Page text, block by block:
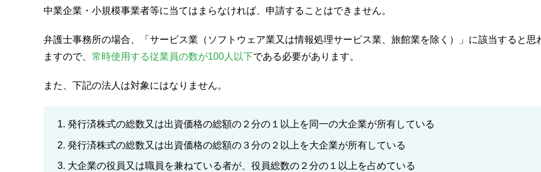
中業企業・小規模事業者等に当てはまらなければ、申請することはできません。
弁護士事務所の場合、「サービス業（ソフトウェア業又は情報処理サービス業、旅館業を除く）」に該当すると思
ますので、 常時使用する従業員の数が100人以下である必要があります。
また、下記の法人は対象にはなりません。
発行済株式の総数又は出資価格の総額の２分の１以上を同一の大企業が所有している
発行済株式の総数又は出資価格の総額の３分の２以上を大企業が所有している
大企業の役員又は職員を兼ねている者が、役員総数の２分の１以上を占めている